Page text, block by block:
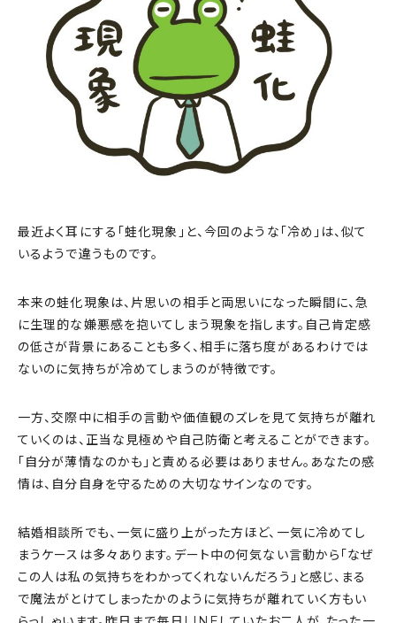
最近よく耳にする「蛙化現象」と、今回のような「冷め」は、似て
いるようで違うものです。
本来の蛙化現象は、片思いの相手と両思いになった瞬間に、急
に生理的な嫌悪感を抱いてしまう現象を指します。自己肯定感
の低さが背景にあることも多く、相手に落ち度があるわけでは
ないのに気持ちが冷めてしまうのが特徴です。
一方、交際中に相手の言動や価値観のズレを見て気持ちが離れ
ていくのは、正当な見極めや自己防衛と考えることができます。
「自分が薄情なのかも」と責める必要はありません。あなたの感
情は、自分自身を守るための大切なサインなのです。
結婚相談所でも、一気に盛り上がった方ほど、一気に冷めてし
まうケースは多々あります。デート中の何気ない言動から「なぜ
この人は私の気持ちをわかってくれないんだろう」と感じ、まる
で魔法がとけてしまったかのように気持ちが離れていく方もい